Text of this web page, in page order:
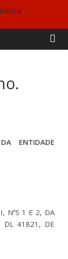
ENTIDADE
NºS 1 E 2, DA
DL 41821, DE